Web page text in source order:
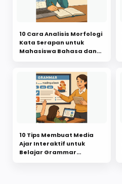
10 Cara Analisis Morfologi
Kata Serapan untuk
Mahasiswa Bahasa dan
10 Tips Membuat Media
Ajar Interaktif untuk
Belajar Grammar